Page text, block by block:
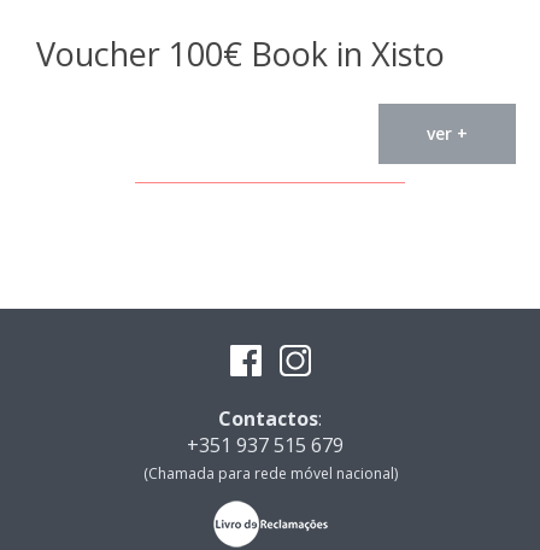
Voucher 100€ Book in Xisto
ver +
Contactos:
+351 937 515 679
(Chamada para rede móvel nacional)